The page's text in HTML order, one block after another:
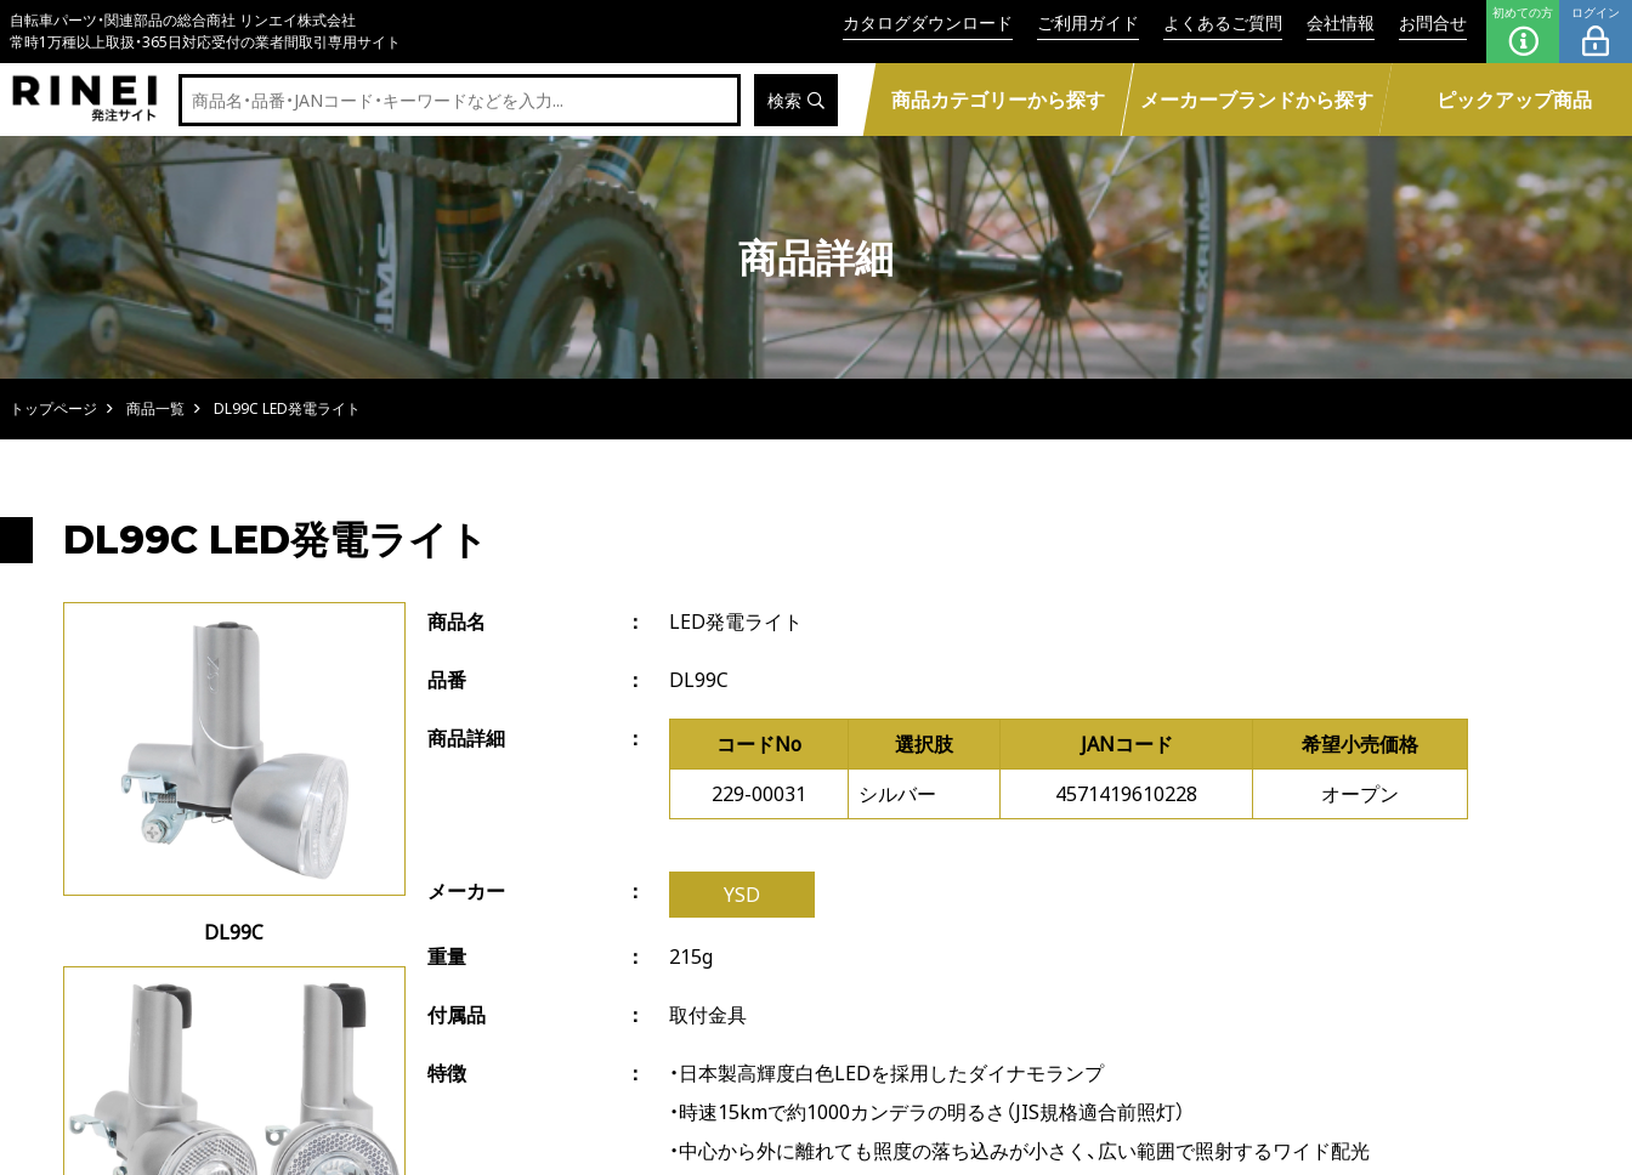
自転車パーツ・関連部品の総合商社 リンエイ株式会社
常時1万種以上取扱・365日対応受付の業者間取引専用サイト
カタログダウンロード ご利用ガイド よくあるご質問 会社情報 お問合せ 初めての方 ログイン
検索 商品カテゴリーから探す メーカーブランドから探す ピックアップ商品
商品詳細
トップページ 商品一覧 DL99C LED発電ライト
DL99C LED発電ライト
DL99C
商品名 LED発電ライト
品番 DL99C
商品詳細 コードNo 選択肢 JANコード
希望小売価格
229-00031
シルバー 4571419610228 オープン
メーカー YSD
重量 215g
付属品 取付金具
特徴
・日本製高輝度白色LEDを採用したダイナモランプ
・時速15kmで約1000カンデラの明るさ（JIS規格適合前照灯）
・中心から外に離れても照度の落ち込みが小さく、広い範囲で照射するワイド配光